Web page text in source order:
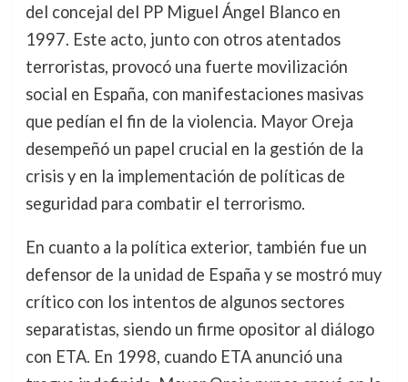
del concejal del PP Miguel Ángel Blanco en
1997. Este acto, junto con otros atentados
terroristas, provocó una fuerte movilización
social en España, con manifestaciones masivas
que pedían el fin de la violencia. Mayor Oreja
desempeñó un papel crucial en la gestión de la
crisis y en la implementación de políticas de
seguridad para combatir el terrorismo.
En cuanto a la política exterior, también fue un
defensor de la unidad de España y se mostró muy
crítico con los intentos de algunos sectores
separatistas, siendo un firme opositor al diálogo
con ETA. En 1998, cuando ETA anunció una